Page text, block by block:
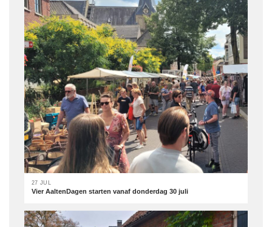
27 JUL
Vier AaltenDagen starten vanaf donderdag 30 juli